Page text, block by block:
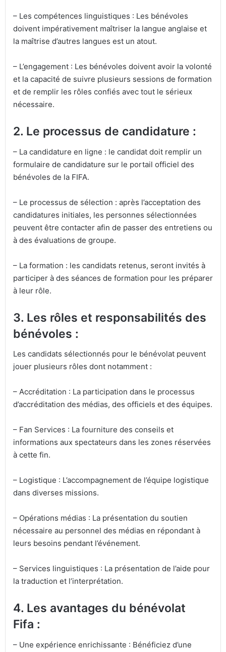
– Les compétences linguistiques : Les bénévoles
doivent impérativement maîtriser la langue anglaise et
la maîtrise d’autres langues est un atout.
– L’engagement : Les bénévoles doivent avoir la volonté
et la capacité de suivre plusieurs sessions de formation
et de remplir les rôles confiés avec tout le sérieux
nécessaire.
2. Le processus de candidature :
– La candidature en ligne : le candidat doit remplir un
formulaire de candidature sur le portail officiel des
bénévoles de la FIFA.
– Le processus de sélection : après l’acceptation des
candidatures initiales, les personnes sélectionnées
peuvent être contacter afin de passer des entretiens ou
à des évaluations de groupe.
– La formation : les candidats retenus, seront invités à
participer à des séances de formation pour les préparer
à leur rôle.
3. Les rôles et responsabilités des
bénévoles :
Les candidats sélectionnés pour le bénévolat peuvent
jouer plusieurs rôles dont notamment :
– Accréditation : La participation dans le processus
d’accréditation des médias, des officiels et des équipes.
– Fan Services : La fourniture des conseils et
informations aux spectateurs dans les zones réservées
à cette fin.
– Logistique : L’accompagnement de l’équipe logistique
dans diverses missions.
– Opérations médias : La présentation du soutien
nécessaire au personnel des médias en répondant à
leurs besoins pendant l’événement.
– Services linguistiques : La présentation de l’aide pour
la traduction et l’interprétation.
4. Les avantages du bénévolat
Fifa :
– Une expérience enrichissante : Bénéficiez d’une